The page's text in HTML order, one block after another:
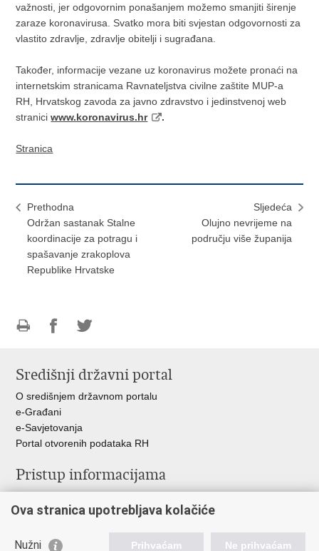
važnosti, jer odgovornim ponašanjem možemo smanjiti širenje
zaraze koronavirusa. Svatko mora biti svjestan odgovornosti za
vlastito zdravlje, zdravlje obitelji i sugrađana.
Također, informacije vezane uz koronavirus možete pronaći na
internetskim stranicama Ravnateljstva civilne zaštite MUP-a
RH, Hrvatskog zavoda za javno zdravstvo i jedinstvenoj web
stranici www.koronavirus.hr .
Stranica
Prethodna
Održan sastanak Stalne
koordinacije za potragu i
spašavanje zrakoplova
Republike Hrvatske
Sljedeća
Olujno nevrijeme na
području više županija
FacebookuTwitteru
Središnji državni portal
O središnjem državnom portalu
e-Građani
e-Savjetovanja
Portal otvorenih podataka RH
Pristup informacijama
Savjetovanje
Zapošljavanje
Ova stranica upotrebljava kolačiće
Nužni Prihvaćam Ne prihvaćam